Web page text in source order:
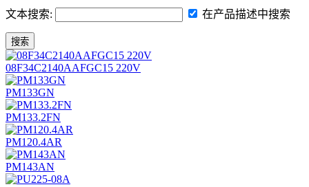
文本搜索: 在产品描述中搜索
搜索
08F34C2140AAFGC15 220V
PM133GN
PM133.2FN
PM120.4AR
PM143AN